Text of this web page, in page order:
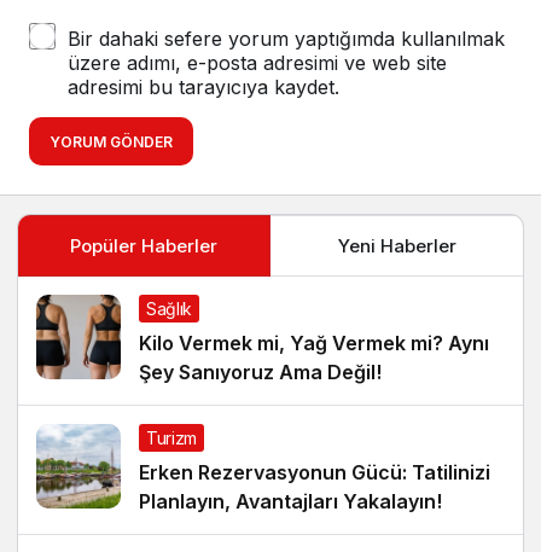
Bir dahaki sefere yorum yaptığımda kullanılmak
üzere adımı, e-posta adresimi ve web site
adresimi bu tarayıcıya kaydet.
YORUM GÖNDER
Popüler Haberler Yeni Haberler
Sağlık
Kilo Vermek mi, Yağ Vermek mi? Aynı
Şey Sanıyoruz Ama Değil!
Turizm
Erken Rezervasyonun Gücü: Tatilinizi
Planlayın, Avantajları Yakalayın!